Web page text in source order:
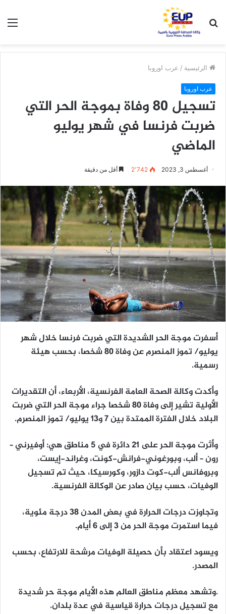
عن
الرئيسية / عرب اوروبا
عرب اوروبا
تسجيل 80 وفاة بموجة الحر التي
ضربت فرنسا في شهر يوليو
الماضي
أغسطس 3, 2023 2٬742 أقل من دقيقة
أسفرت موجة الحر الشديدة التي ضربت فرنسا خلال شهر
يوليو/ تموز المنصرم عن وفاة 80 شخصا، بحسب هيئة
رسمية.
وأكدت وكالة الصحة العامة الفرنسية، الأربعاء، أن التقديرات
الأولية تشير إلى وفاة 80 شخصا جراء موجة الحر التي ضربت
البلاد خلال الفترة الممتدة بين 7 و13 يوليو/ تموز المنصرم.
وأثرت موجة الحر على 21 دائرة في 5 مناطق هي: أوفيرني –
رون – ألب، وبورغوني-فرانش-كونت، وغراند-إيست،
وبروفانس ألب-كوت دازور، وكورسيكا، حيث تم تسجيل
الوفيات، حسب بيان صادر عن الوكالة الفرنسية.
وتجاوزت درجات الحرارة في بعض المدن 38 درجة مئوية،
فيما استمرت موجة الحر من 3 إلى 6 أيام.
ويسود اعتقاد بأن حصيلة الوفيات مرشحة للارتفاع، بحسب
المصدر.
.وتشهد معظم مناطق العالم هذه الأيام موجة حر شديدة
مع تسجيل درجات حرارة قياسية في عدة بلدان.